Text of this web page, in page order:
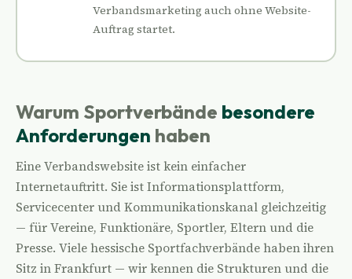
Verbandsmarketing auch ohne Website-
Auftrag startet.
Warum Sportverbände besondere
Anforderungen haben
Eine Verbandswebsite ist kein einfacher
Internetauftritt. Sie ist Informationsplattform,
Servicecenter und Kommunikationskanal gleichzeitig
— für Vereine, Funktionäre, Sportler, Eltern und die
Presse. Viele hessische Sportfachverbände haben ihren
Sitz in Frankfurt — wir kennen die Strukturen und die